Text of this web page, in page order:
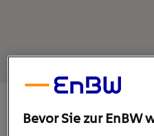
25. Oktober 2019 1 min
Bevor Sie zur EnBW